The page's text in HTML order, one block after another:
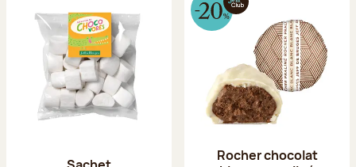
Rocher chocolat